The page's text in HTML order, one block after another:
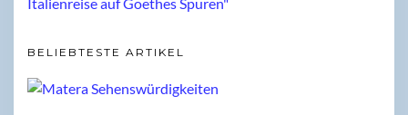
BELIEBTESTE ARTIKEL